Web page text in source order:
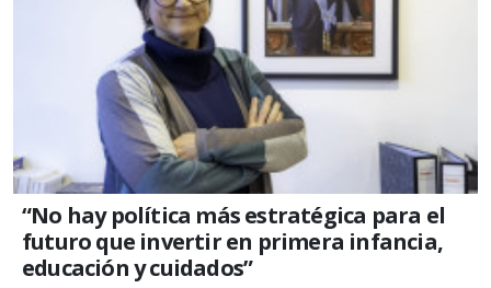
“No hay política más estratégica para el
futuro que invertir en primera infancia,
educación y cuidados”